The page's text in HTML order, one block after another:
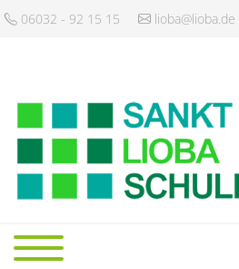
06032 - 92 15 15 lioba@lioba.de